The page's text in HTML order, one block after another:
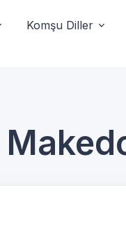
Komşu Diller